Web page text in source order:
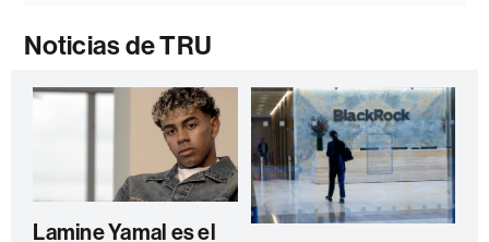
Noticias de TRU
Lamine Yamal es el